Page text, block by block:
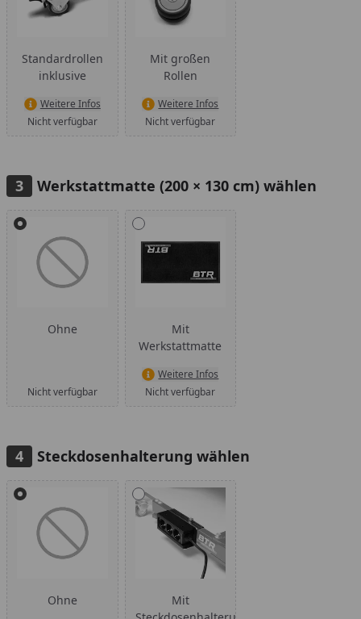
Standardrollen
inklusive
Weitere Infos
Nicht verfügbar
Mit großen
Rollen
Weitere Infos
Nicht verfügbar
Werkstattmatte (200 × 130 cm) wählen
Alle anzeigen (2)
Ohne
Nicht verfügbar
Mit
Werkstattmatte
Weitere Infos
Nicht verfügbar
Steckdosenhalterung wählen
Alle anzeigen (2)
Ohne
Mit